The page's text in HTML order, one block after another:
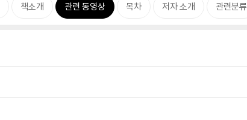
책소개 관련 동영상 목차 저자 소개 관련분류